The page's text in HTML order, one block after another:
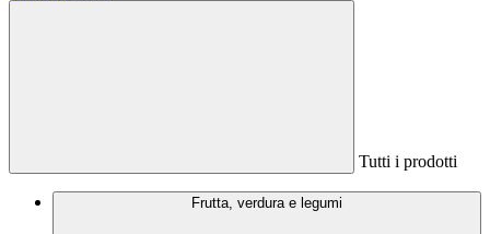
Tutti i prodotti
Frutta, verdura e legumi